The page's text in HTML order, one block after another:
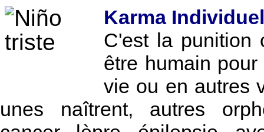
Karma
C'est la punition
être humain
vie ou en autres
unes naîtrent, autres